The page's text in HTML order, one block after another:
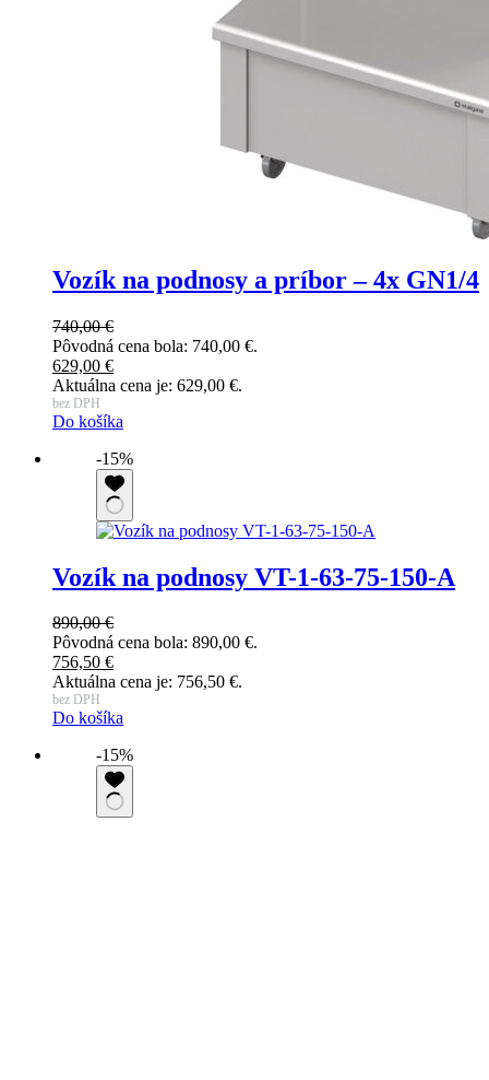
Vozík na podnosy a príbor – 4x GN1/4
740,00€
Pôvodná cena bola: 740,00 €.
629,00 €
Aktuálna cena je: 629,00 €.
bez DPH
Do košíka
-15%
Vozík na podnosy VT-1-63-75-150-A
890,00€
Pôvodná cena bola: 890,00 €.
756,50 €
Aktuálna cena je: 756,50 €.
bez DPH
Do košíka
-15%